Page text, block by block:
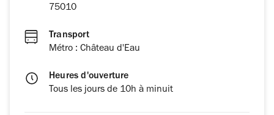
75010
Transport
Métro : Château d'Eau
Heures d'ouverture
Tous les jours de 10h à minuit